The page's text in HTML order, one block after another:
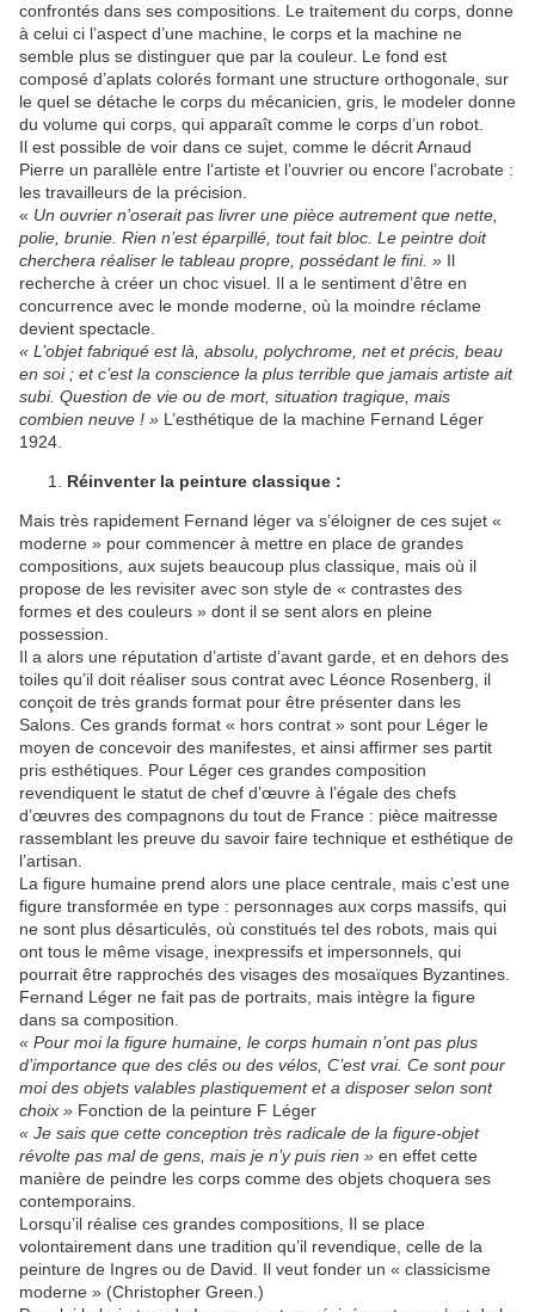
confrontés dans ses compositions. Le traitement du corps, donne
à celui ci l’aspect d’une machine, le corps et la machine ne
semble plus se distinguer que par la couleur. Le fond est
composé d’aplats colorés formant une structure orthogonale, sur
le quel se détache le corps du mécanicien, gris, le modeler donne
du volume qui corps, qui apparaît comme le corps d’un robot.
Il est possible de voir dans ce sujet, comme le décrit Arnaud
Pierre un parallèle entre l’artiste et l’ouvrier ou encore l’acrobate :
les travailleurs de la précision.
« Un ouvrier n’oserait pas livrer une pièce autrement que nette,
polie, brunie. Rien n’est éparpillé, tout fait bloc. Le peintre doit
cherchera réaliser le tableau propre, possédant le fini. » Il
recherche à créer un choc visuel. Il a le sentiment d’être en
concurrence avec le monde moderne, où la moindre réclame
devient spectacle.
« L’objet fabriqué est là, absolu, polychrome, net et précis, beau
en soi ; et c’est la conscience la plus terrible que jamais artiste ait
subi. Question de vie ou de mort, situation tragique, mais
combien neuve ! » L’esthétique de la machine Fernand Léger
1924.
Réinventer la peinture classique :
Mais très rapidement Fernand léger va s’éloigner de ces sujet «
moderne » pour commencer à mettre en place de grandes
compositions, aux sujets beaucoup plus classique, mais où il
propose de les revisiter avec son style de « contrastes des
formes et des couleurs » dont il se sent alors en pleine
possession.
Il a alors une réputation d’artiste d’avant garde, et en dehors des
toiles qu’il doit réaliser sous contrat avec Léonce Rosenberg, il
conçoit de très grands format pour être présenter dans les
Salons. Ces grands format « hors contrat » sont pour Léger le
moyen de concevoir des manifestes, et ainsi affirmer ses partit
pris esthétiques. Pour Léger ces grandes composition
revendiquent le statut de chef d’œuvre à l’égale des chefs
d’œuvres des compagnons du tout de France : pièce maitresse
rassemblant les preuve du savoir faire technique et esthétique de
l’artisan.
La figure humaine prend alors une place centrale, mais c’est une
figure transformée en type : personnages aux corps massifs, qui
ne sont plus désarticulés, où constitués tel des robots, mais qui
ont tous le même visage, inexpressifs et impersonnels, qui
pourrait être rapprochés des visages des mosaïques Byzantines.
Fernand Léger ne fait pas de portraits, mais intègre la figure
dans sa composition.
« Pour moi la figure humaine, le corps humain n’ont pas plus
d’importance que des clés ou des vélos, C’est vrai. Ce sont pour
moi des objets valables plastiquement et a disposer selon sont
choix » Fonction de la peinture F Léger
« Je sais que cette conception très radicale de la figure-objet
révolte pas mal de gens, mais je n’y puis rien » en effet cette
manière de peindre les corps comme des objets choquera ses
contemporains.
Lorsqu’il réalise ces grandes compositions, Il se place
volontairement dans une tradition qu’il revendique, celle de la
peinture de Ingres ou de David. Il veut fonder un « classicisme
moderne » (Christopher Green.)